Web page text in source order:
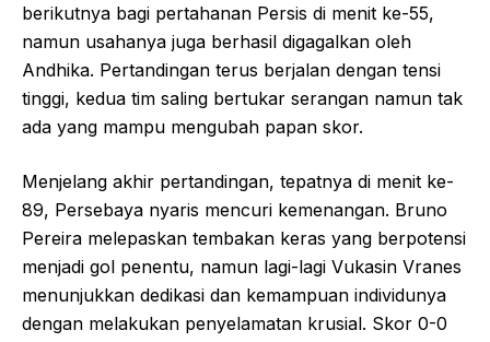
berikutnya bagi pertahanan Persis di menit ke-55,
namun usahanya juga berhasil digagalkan oleh
Andhika. Pertandingan terus berjalan dengan tensi
tinggi, kedua tim saling bertukar serangan namun tak
ada yang mampu mengubah papan skor.
Menjelang akhir pertandingan, tepatnya di menit ke-
89, Persebaya nyaris mencuri kemenangan. Bruno
Pereira melepaskan tembakan keras yang berpotensi
menjadi gol penentu, namun lagi-lagi Vukasin Vranes
menunjukkan dedikasi dan kemampuan individunya
dengan melakukan penyelamatan krusial. Skor 0-0